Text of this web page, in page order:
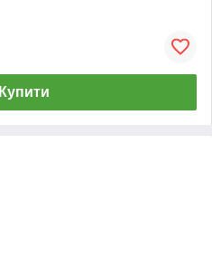
Купити